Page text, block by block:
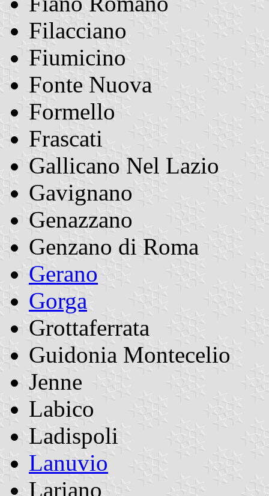
Filacciano
Fiumicino
Fonte Nuova
Formello
Frascati
Gallicano Nel Lazio
Gavignano
Genazzano
Genzano di Roma
Gerano
Gorga
Grottaferrata
Guidonia Montecelio
Jenne
Labico
Ladispoli
Lanuvio
Lariano